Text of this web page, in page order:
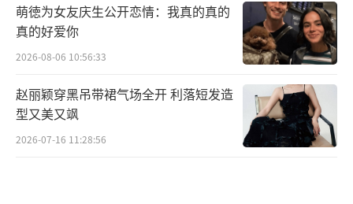
萌徳为女友庆生公开恋情：我真的真的
真的好爱你
2026-08-06 10:56:33
赵丽颖穿黑吊带裙气场全开 利落短发造
型又美又飒
2026-07-16 11:28:56